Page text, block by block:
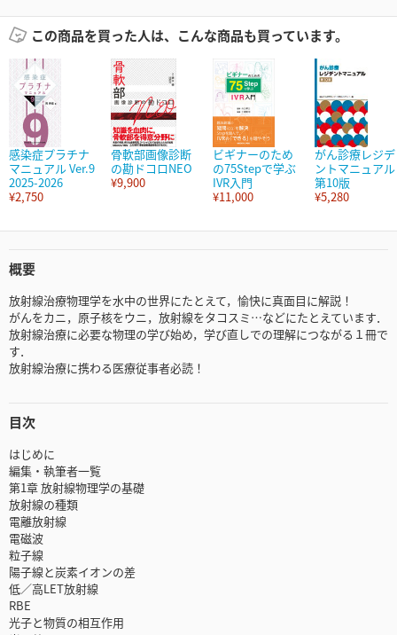
この商品を買った人は、こんな商品も買っています。
感染症プラチナ
マニュアル Ver.9
2025-2026
¥2,750
骨軟部画像診断
の勘ドコロNEO
¥9,900
ビギナーのため
の75Stepで学ぶ
IVR入門
¥11,000
がん診療レジデ
ントマニュアル
第10版
¥5,280
概要
放射線治療物理学を水中の世界にたとえて，愉快に真面目に解説！
がんをカニ，原子核をウニ，放射線をタコスミ…などにたとえています．
放射線治療に必要な物理の学び始め，学び直しでの理解につながる１冊で
す．
放射線治療に携わる医療従事者必読！
目次
はじめに
編集・執筆者一覧
第1章 放射線物理学の基礎
放射線の種類
電離放射線
電磁波
粒子線
陽子線と炭素イオンの差
低／高LET放射線
RBE
光子と物質の相互作用